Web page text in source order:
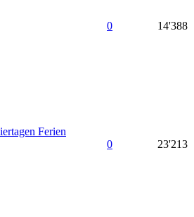
0 14'388
Ferien
0 23'213